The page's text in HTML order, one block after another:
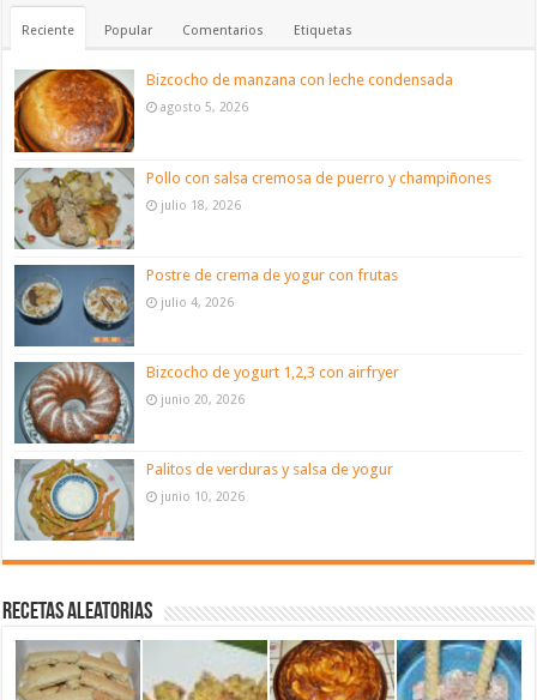
Reciente Popular Comentarios Etiquetas
Bizcocho de manzana con leche condensada
agosto 5, 2026
Pollo con salsa cremosa de puerro y champiñones
julio 18, 2026
Postre de crema de yogur con frutas
julio 4, 2026
Bizcocho de yogurt 1,2,3 con airfryer
junio 20, 2026
Palitos de verduras y salsa de yogur
junio 10, 2026
Recetas aleatorias